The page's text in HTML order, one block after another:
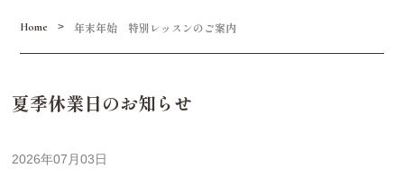
Home > 年末年始 特別レッスンのご案内
夏季休業日のお知らせ
2026年07月03日